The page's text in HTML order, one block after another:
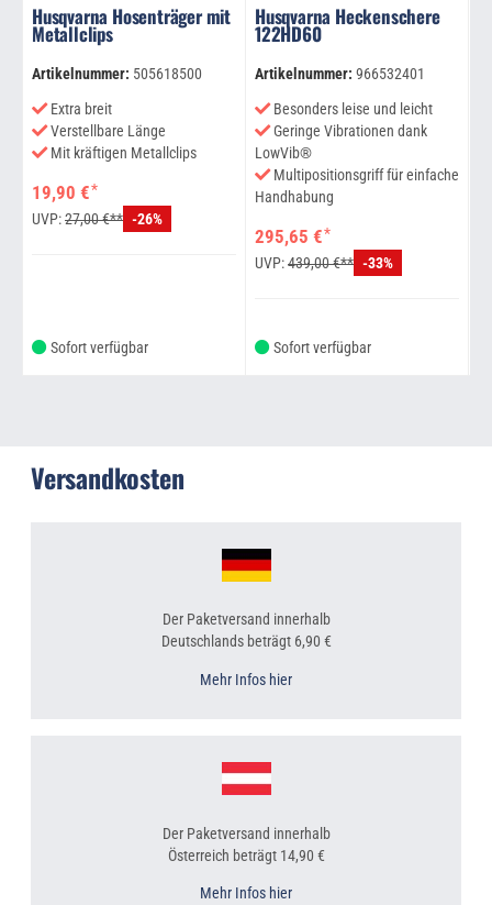
Husqvarna Hosenträger mit
Metallclips
Artikelnummer: 505618500
Extra breit
Verstellbare Länge
Mit kräftigen Metallclips
19,90 €*
UVP:27,00 €** -26%
Sofort verfügbar
Husqvarna Heckenschere
122HD60
Artikelnummer: 966532401
Besonders leise und leicht
Geringe Vibrationen dank
LowVib®
Multipositionsgriff für einfache
Handhabung
295,65 €*
UVP:439,00 €** -33%
Sofort verfügbar
Versandkosten
Der Paketversand innerhalb
Deutschlands beträgt 6,90 €
Mehr Infos hier
Der Paketversand innerhalb
Österreich beträgt 14,90 €
Mehr Infos hier